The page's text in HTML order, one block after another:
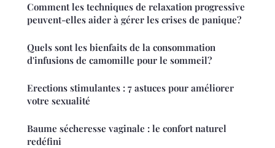
Comment les techniques de relaxation progressive
peuvent-elles aider à gérer les crises de panique?
Quels sont les bienfaits de la consommation
d'infusions de camomille pour le sommeil?
Erections stimulantes : 7 astuces pour améliorer
votre sexualité
Baume sécheresse vaginale : le confort naturel
redéfini